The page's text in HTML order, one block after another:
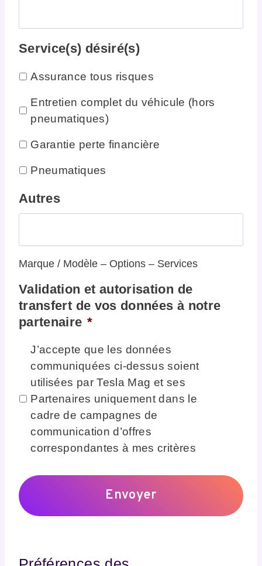
Service(s) désiré(s)
Assurance tous risques
Entretien complet du véhicule (hors
pneumatiques)
Garantie perte financière
Pneumatiques
Autres
Marque / Modèle – Options – Services
Validation et autorisation de
transfert de vos données à notre
partenaire *
J’accepte que les données
communiquées ci-dessus soient
utilisées par Tesla Mag et ses
Partenaires uniquement dans le
cadre de campagnes de
communication d’offres
correspondantes à mes critères